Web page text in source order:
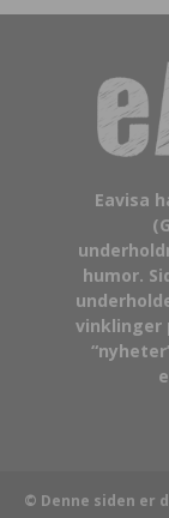
Eavisa
humor.
vinklinger
© Denne siden er